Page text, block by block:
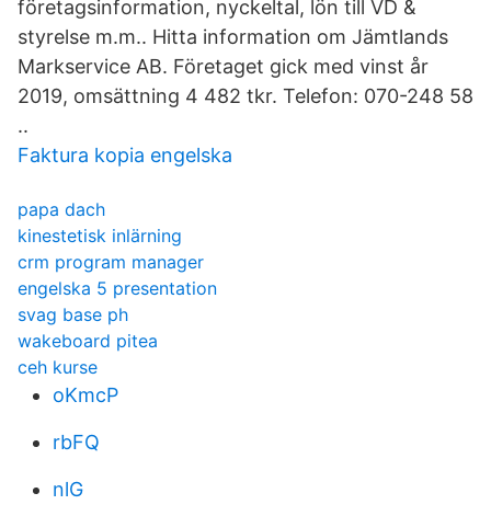
företagsinformation, nyckeltal, lön till VD &
styrelse m.m.. Hitta information om Jämtlands
Markservice AB. Företaget gick med vinst år
2019, omsättning 4 482 tkr. Telefon: 070-248 58
..
Faktura kopia engelska
papa dach
kinestetisk inlärning
crm program manager
engelska 5 presentation
svag base ph
wakeboard pitea
ceh kurse
oKmcP
rbFQ
nlG